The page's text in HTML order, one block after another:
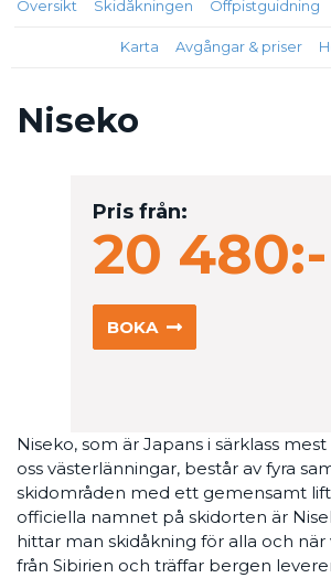
Översikt Skidåkningen Offpistguidning
Karta Avgångar & priser
Niseko
Pris från:
20 480:-
BOKA
Niseko, som är Japans i särklass
oss västerlänningar, består av fyra
skidområden med ett gemensamt
officiella namnet på skidorten är
hittar man skidåkning för alla och när
från Sibirien och träffar bergen